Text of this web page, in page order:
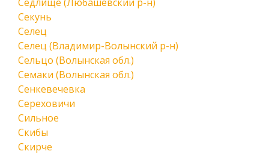
Секунь
Селец
Селец (Владимир-Волынский р-н)
Сельцо (Волынская обл.)
Семаки (Волынская обл.)
Сенкевечевка
Сереховичи
Сильное
Скибы
Скирче